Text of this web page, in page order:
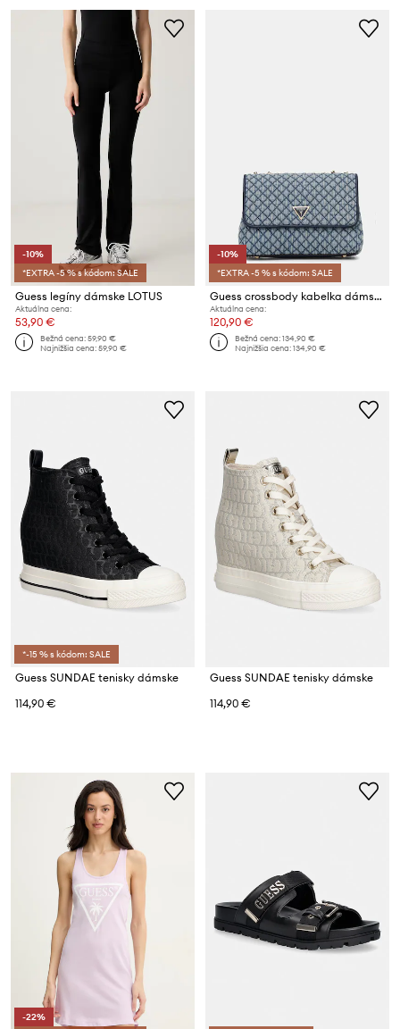
-10%
*EXTRA -5 % s kódom: SALE
Guess legíny dámske LOTUS
Aktuálna cena:
53,90 €
Bežná cena:59,90 €
Najnižšia cena:59,90 €
-10%
*EXTRA -5 % s kódom: SALE
Guess crossbody kabelka dámska GIULLY
Aktuálna cena:
120,90 €
Bežná cena:134,90 €
Najnižšia cena:134,90 €
*-15 % s kódom: SALE
Guess SUNDAE tenisky dámske
114,90 €
Guess SUNDAE tenisky dámske
114,90 €
-22%